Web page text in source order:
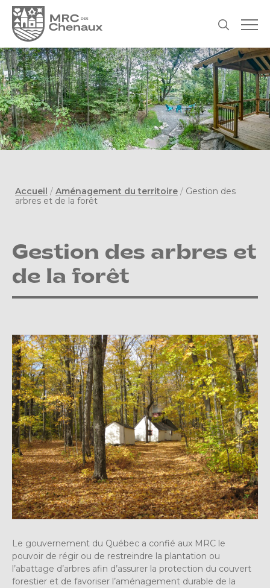
Accueil / Aménagement du territoire / Gestion des
arbres et de la forêt
Gestion des arbres et
de la forêt
Le gouvernement du Québec a confié aux MRC le
pouvoir de régir ou de restreindre la plantation ou
l’abattage d’arbres afin d’assurer la protection du couvert
forestier et de favoriser l’aménagement durable de la